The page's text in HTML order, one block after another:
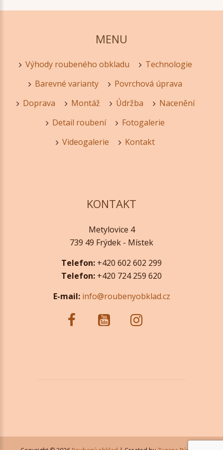
MENU
Výhody roubeného obkladu
Technologie
Barevné varianty
Povrchová úprava
Doprava
Montáž Údržba
Nacenění
Detail roubení
Fotogalerie
Videogalerie
Kontakt
KONTAKT
Metylovice 4
739 49 Frýdek - Místek
Telefon: +420 602 602 299
Telefon: +420 724 259 620
E-mail: info@roubenyobklad.cz